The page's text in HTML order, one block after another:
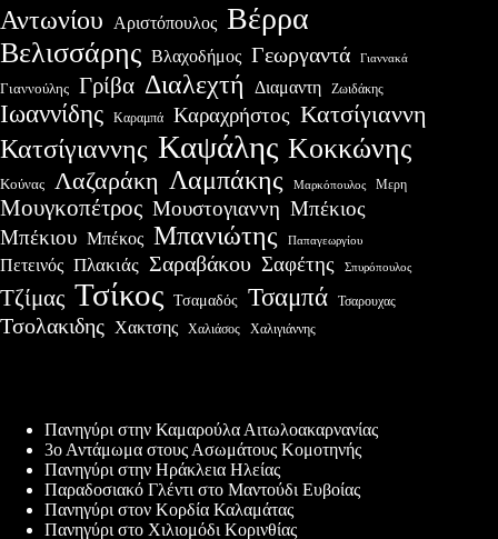
Αντωνίου Αριστόπουλος Βέρρα
Βελισσάρης Βλαχοδήμος Γεωργαντά Γιαννακά
Γιαννούλης Γρίβα Διαλεχτή Διαμαντη Ζωιδάκης
Ιωαννίδης Καραμπά Καραχρήστος Κατσίγιαννη
Κατσίγιαννης Καψάλης Κοκκώνης
Κούνας Λαζαράκη Λαμπάκης Μαρκόπουλος Μερη
Μουγκοπέτρος Μουστογιαννη Μπέκιος
Μπέκιου Μπέκος Μπανιώτης Παπαγεωργίου
Πετεινός Πλακιάς Σαραβάκου Σαφέτης Σπυρόπουλος
Τζίμας Τσίκος Τσαμαδός Τσαμπά Τσαρουχας
Τσολακιδης Χακτσης Χαλιάσος Χαλιγιάννης
Πανηγύρι στην Καμαρούλα Αιτωλοακαρνανίας
3ο Αντάμωμα στους Ασωμάτους Κομοτηνής
Πανηγύρι στην Ηράκλεια Ηλείας
Παραδοσιακό Γλέντι στο Μαντούδι Ευβοίας
Πανηγύρι στον Κορδία Καλαμάτας
Πανηγύρι στο Χιλιομόδι Κορινθίας